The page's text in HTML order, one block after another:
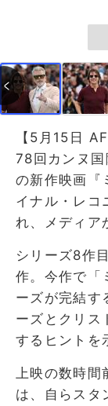
【5月15日
78回カンヌ
の新作映画『
イナル・レコ
れ、メディア
シリーズ8作
作。今作で「
ーズが完結す
ーズとクリス
するヒントを
上映の数時
は、自らスタ